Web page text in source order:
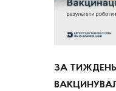
ЗА ТИЖДЕНЬ